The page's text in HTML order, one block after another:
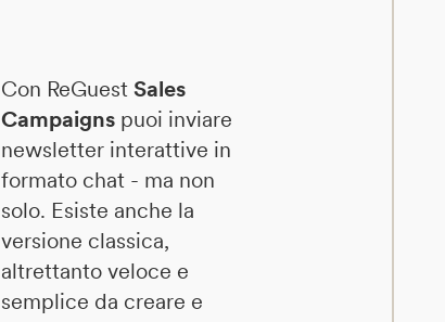
Con ReGuest Sales
Campaignspuoi inviare
newsletter interattive in
formato chat - ma non
solo. Esiste anche la
versione classica,
altrettanto veloce e
semplice da creare e